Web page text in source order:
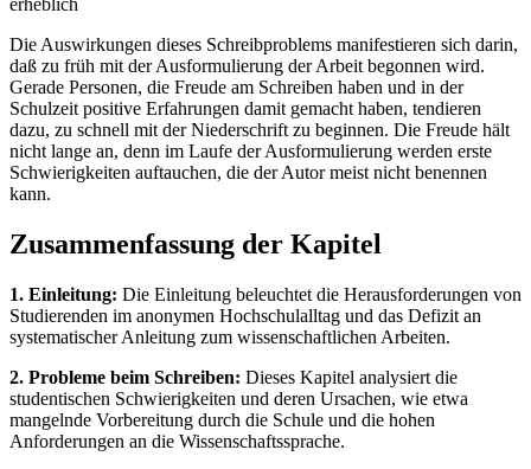
erheblich
Die Auswirkungen dieses Schreibproblems manifestieren sich darin,
daß zu früh mit der Ausformulierung der Arbeit begonnen wird.
Gerade Personen, die Freude am Schreiben haben und in der
Schulzeit positive Erfahrungen damit gemacht haben, tendieren
dazu, zu schnell mit der Niederschrift zu beginnen. Die Freude hält
nicht lange an, denn im Laufe der Ausformulierung werden erste
Schwierigkeiten auftauchen, die der Autor meist nicht benennen
kann.
Zusammenfassung der Kapitel
1. Einleitung: Die Einleitung beleuchtet die Herausforderungen von
Studierenden im anonymen Hochschulalltag und das Defizit an
systematischer Anleitung zum wissenschaftlichen Arbeiten.
2. Probleme beim Schreiben: Dieses Kapitel analysiert die
studentischen Schwierigkeiten und deren Ursachen, wie etwa
mangelnde Vorbereitung durch die Schule und die hohen
Anforderungen an die Wissenschaftssprache.